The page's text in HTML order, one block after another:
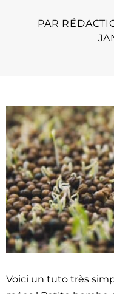
PAR
Voici un tuto très